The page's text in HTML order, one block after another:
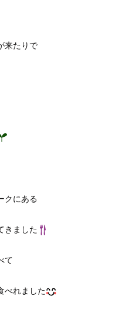
来たりで
クにある
きました
て
べれました